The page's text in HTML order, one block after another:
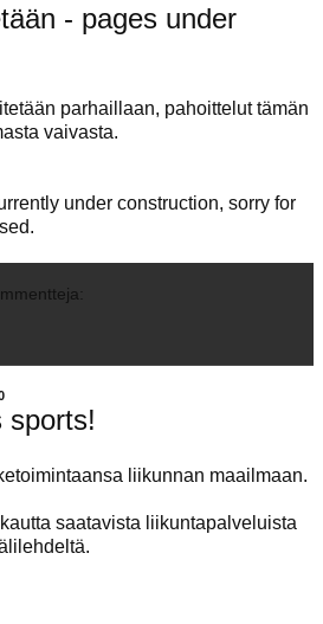
- pages under
parhaillaan, pahoittelut tämän
vaivasta.
under construction, sorry for
sports!
liikunnan maailmaan.
saatavista liikuntapalveluista